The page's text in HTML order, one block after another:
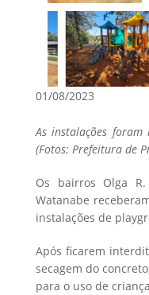
01/08/2023
As instalações
(Fotos: Prefeitura de
Os bairros Olga
Watanabe
instalações de
Após ficarem
secagem do
para o uso de